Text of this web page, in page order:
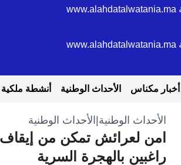
أخبار مكناس الأحداث الوطنية أنشطة ملكية
الأحداث الوطنية الأحداث الوطنية
امن لعرائش تمكن من
راغبين بالهجرة السرية